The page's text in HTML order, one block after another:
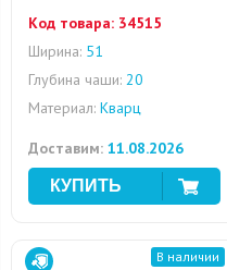
Код товара: 34515
Ширина: 51
Глубина чаши: 20
Материал: Кварц
Доставим: 11.08.2026
В наличии